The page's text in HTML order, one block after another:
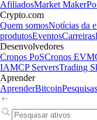
AfiliadosMarket Maker
Crypto.com
Quem somosNotícias da
produtosEventosCarreiras
Desenvolvedores
Cronos PoSCronos EVM
IAMCP ServersTrading
Aprender
AprenderBitcoinPesquisas